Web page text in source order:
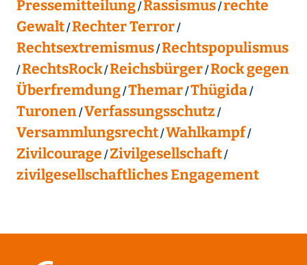
Pressemitteilung Rassismus rechte
Gewalt Rechter Terror
Rechtsextremismus Rechtspopulismus
RechtsRock Reichsbürger Rock gegen
Überfremdung Themar Thügida
Turonen Verfassungsschutz
Versammlungsrecht Wahlkampf
Zivilcourage Zivilgesellschaft
zivilgesellschaftliches Engagement